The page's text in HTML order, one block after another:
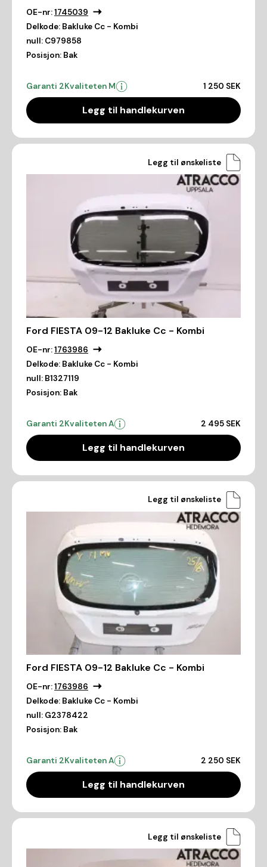
OE-nr:1745039
Delkode: Bakluke Cc - Kombi
null: C979858
Posisjon: Bak
Garanti 2Kvaliteten M 1 250 SEK
Legg til handlekurven
Legg til ønskeliste
Ford FIESTA 09-12 Bakluke Cc - Kombi
OE-nr:1763986
Delkode: Bakluke Cc - Kombi
null: B1327119
Posisjon: Bak
Garanti 2Kvaliteten A 2 495 SEK
Legg til handlekurven
Legg til ønskeliste
Ford FIESTA 09-12 Bakluke Cc - Kombi
OE-nr:1763986
Delkode: Bakluke Cc - Kombi
null: G2378422
Posisjon: Bak
Garanti 2Kvaliteten A 2 250 SEK
Legg til handlekurven
Legg til ønskeliste